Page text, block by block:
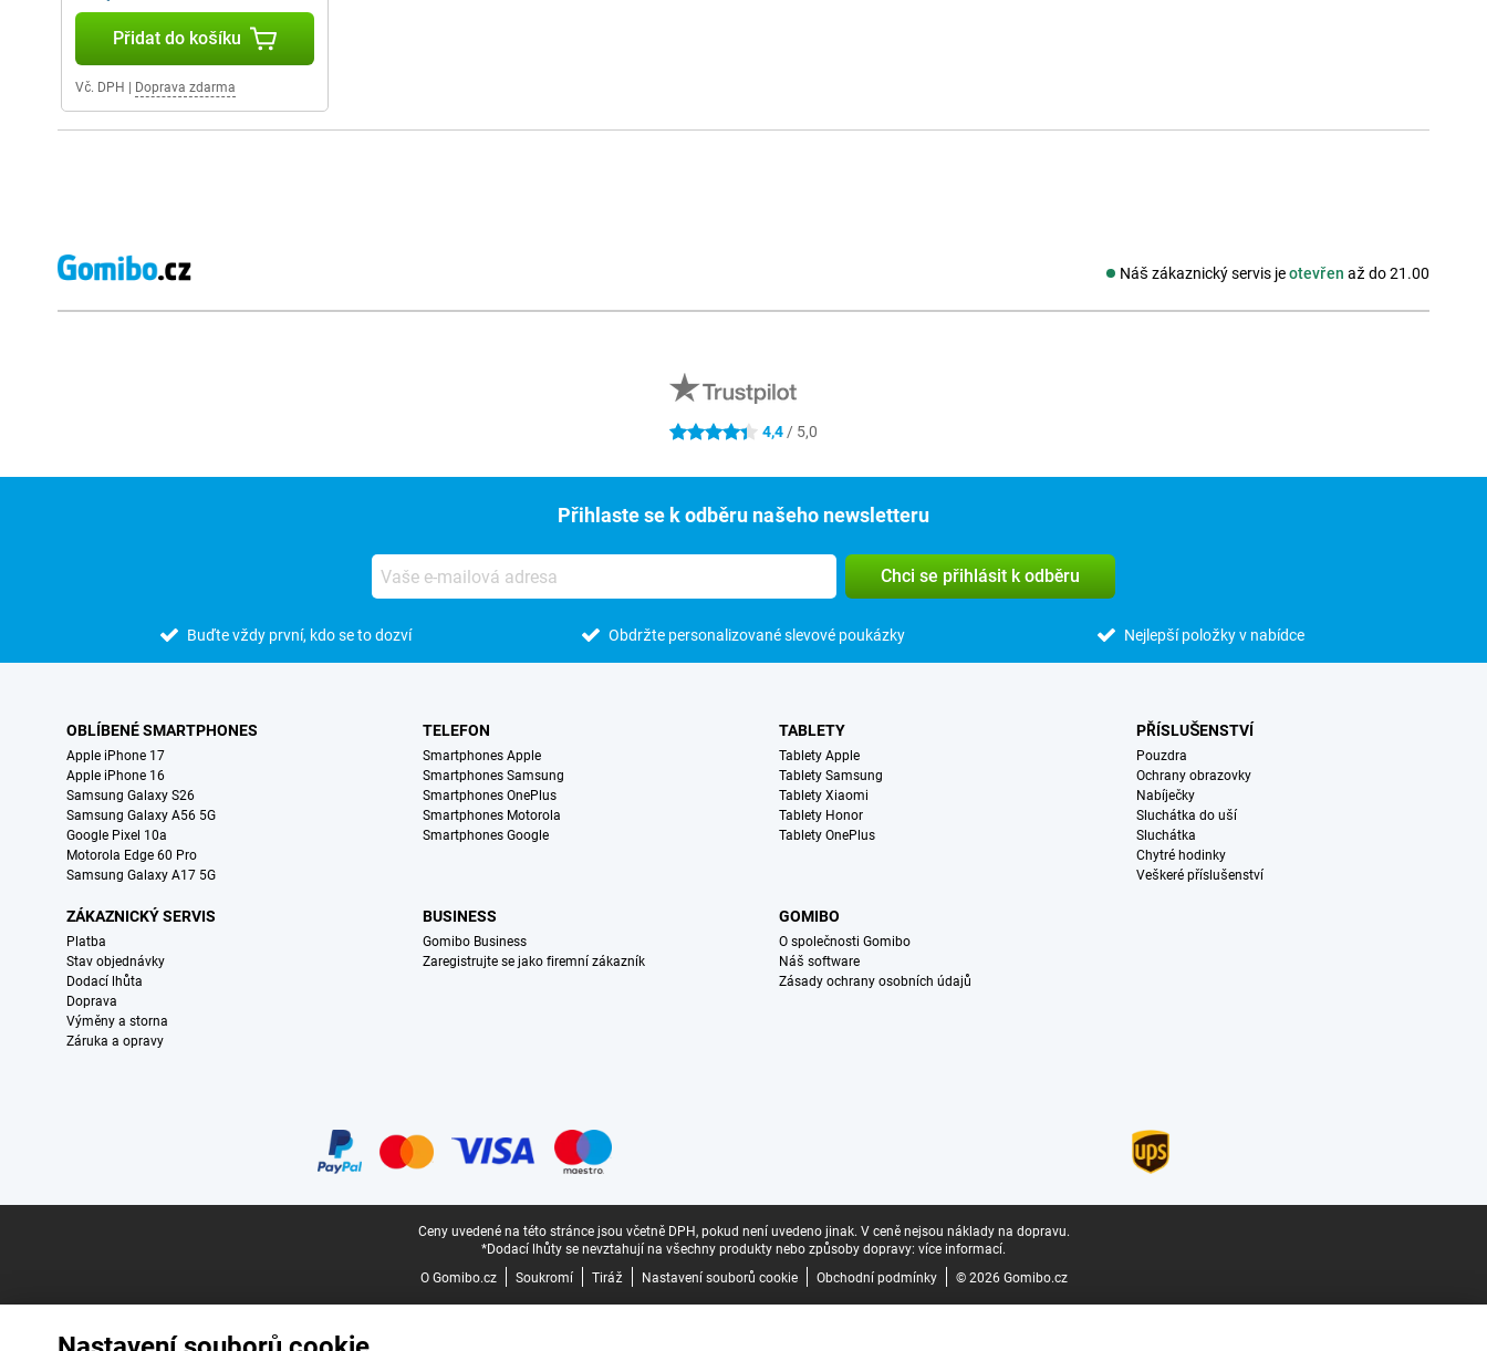
Přidat do košíku
Vč. DPH Doprava zdarma
Náš zákaznický servis jeotevřen až do 21.00
Sociální média
4.4 hvězdičky4,4 / 5,0
Přihlaste se k odběru našeho newsletteru
Chci se přihlásit k odběru
Buďte vždy první, kdo se to dozví Obdržte personalizované slevové poukázky Nejlepší položky v nabídce
OBLÍBENÉ SMARTPHONES
Apple iPhone 17
Apple iPhone 16
Samsung Galaxy S26
Samsung Galaxy A56 5G
Google Pixel 10a
Motorola Edge 60 Pro
Samsung Galaxy A17 5G
TELEFON
Smartphones Apple
Smartphones Samsung
Smartphones OnePlus
Smartphones Motorola
Smartphones Google
TABLETY
Tablety Apple
Tablety Samsung
Tablety Xiaomi
Tablety Honor
Tablety OnePlus
PŘÍSLUŠENSTVÍ
Pouzdra
Ochrany obrazovky
Nabíječky
Sluchátka do uší
Sluchátka
Chytré hodinky
Veškeré příslušenství
ZÁKAZNICKÝ SERVIS
Platba
Stav objednávky
Dodací lhůta
Doprava
Výměny a storna
Záruka a opravy
BUSINESS
Gomibo Business
Zaregistrujte se jako firemní zákazník
GOMIBO
O společnosti Gomibo
Náš software
Zásady ochrany osobních údajů
Ceny uvedené na této stránce jsou včetně DPH, pokud není uvedeno jinak. V ceně nejsou náklady na dopravu.
*Dodací lhůty se nevztahují na všechny produkty nebo způsoby dopravy: více informací.
O Gomibo.cz
Soukromí Tiráž Nastavení souborů cookie Obchodní podmínky © 2026 Gomibo.cz